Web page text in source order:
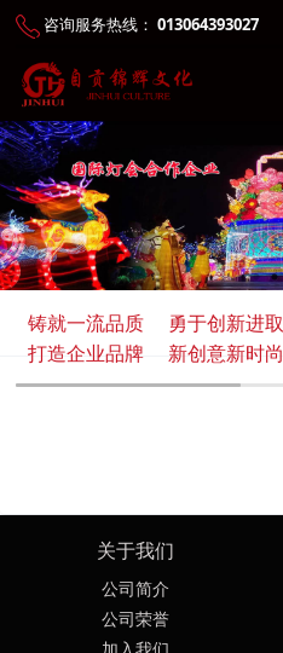
咨询服务热线： 013064393027
铸就一流品质
打造企业品牌
勇于创新进取
新创意新时尚
关于我们
公司简介
公司荣誉